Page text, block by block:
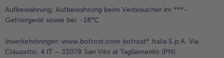
Aufbewahrung: Aufbewahrung beim Verbraucher im ***-
Gefriergerät sowie bei -18°C
Inverkehrbringer: www.bofrost.com bofrost* Italia S.p.A. Via
Clauzetto, 4 IT – 33078 San Vito al Tagliamento (PN)